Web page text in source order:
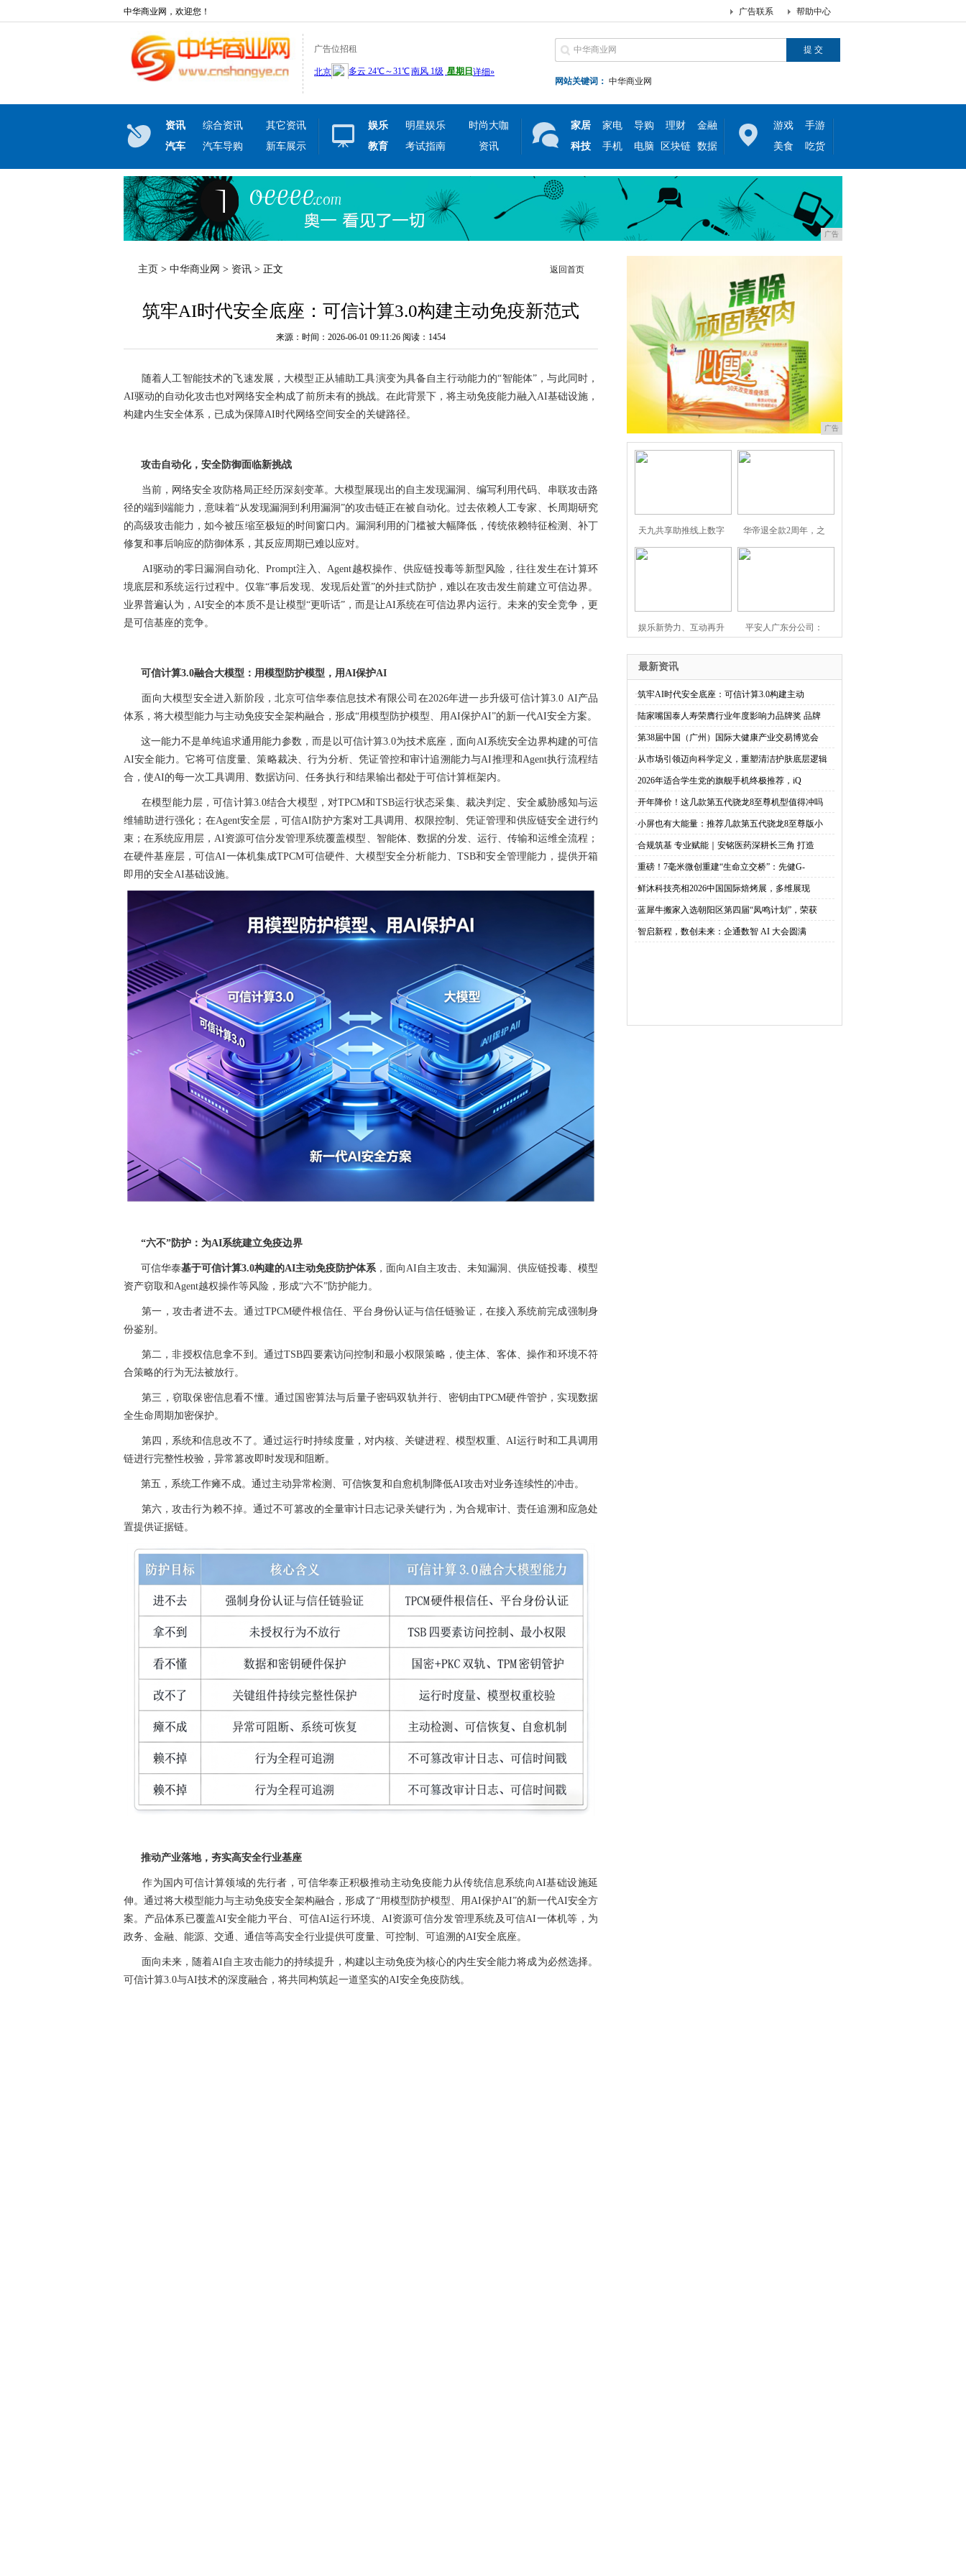
中华商业网，欢迎您！ 帮助中心
广告联系
广告位招租
网站关键词： 中华商业网
资讯 综合资讯
其它资讯
汽车
汽车导购 新车展示
娱乐 明星娱乐
时尚大咖
教育
考试指南 资讯
家居 家电 导购 理财
金融
科技
手机 电脑 区块链 数据
游戏
手游
美食
吃货
广告
主页 > 中华商业网 > 资讯 > 正文 返回首页
筑牢AI时代安全底座：可信计算3.0构建主动免疫新范式
来源：时间：2026-06-01 09:11:26 阅读：1454
随着人工智能技术的飞速发展，大模型正从辅助工具演变为具备自主行动能力的“智能体”，与此同时，
AI驱动的自动化攻击也对网络安全构成了前所未有的挑战。在此背景下，将主动免疫能力融入AI基础设施，
构建内生安全体系，已成为保障AI时代网络空间安全的关键路径。
攻击自动化，安全防御面临新挑战
当前，网络安全攻防格局正经历深刻变革。大模型展现出的自主发现漏洞、编写利用代码、串联攻击路
径的端到端能力，意味着“从发现漏洞到利用漏洞”的攻击链正在被自动化。过去依赖人工专家、长周期研究
的高级攻击能力，如今被压缩至极短的时间窗口内。漏洞利用的门槛被大幅降低，传统依赖特征检测、补丁
修复和事后响应的防御体系，其反应周期已难以应对。
AI驱动的零日漏洞自动化、Prompt注入、Agent越权操作、供应链投毒等新型风险，往往发生在计算环
境底层和系统运行过程中。仅靠“事后发现、发现后处置”的外挂式防护，难以在攻击发生前建立可信边界。
业界普遍认为，AI安全的本质不是让模型“更听话”，而是让AI系统在可信边界内运行。未来的安全竞争，更
是可信基座的竞争。
可信计算3.0融合大模型：用模型防护模型，用AI保护AI
面向大模型安全进入新阶段，北京可信华泰信息技术有限公司在2026年进一步升级可信计算3.0 AI产品
体系，将大模型能力与主动免疫安全架构融合，形成“用模型防护模型、用AI保护AI”的新一代AI安全方案。
这一能力不是单纯追求通用能力参数，而是以可信计算3.0为技术底座，面向AI系统安全边界构建的可信
AI安全能力。它将可信度量、策略裁决、行为分析、凭证管控和审计追溯能力与AI推理和Agent执行流程结
合，使AI的每一次工具调用、数据访问、任务执行和结果输出都处于可信计算框架内。
在模型能力层，可信计算3.0结合大模型，对TPCM和TSB运行状态采集、裁决判定、安全威胁感知与运
维辅助进行强化；在Agent安全层，可信AI防护方案对工具调用、权限控制、凭证管理和供应链安全进行约
束；在系统应用层，AI资源可信分发管理系统覆盖模型、智能体、数据的分发、运行、传输和运维全流程；
在硬件基座层，可信AI一体机集成TPCM可信硬件、大模型安全分析能力、TSB和安全管理能力，提供开箱
即用的安全AI基础设施。
“六不”防护：为AI系统建立免疫边界
可信华泰基于可信计算3.0构建的AI主动免疫防护体系，面向AI自主攻击、未知漏洞、供应链投毒、模型
资产窃取和Agent越权操作等风险，形成“六不”防护能力。
第一，攻击者进不去。通过TPCM硬件根信任、平台身份认证与信任链验证，在接入系统前完成强制身
份鉴别。
第二，非授权信息拿不到。通过TSB四要素访问控制和最小权限策略，使主体、客体、操作和环境不符
合策略的行为无法被放行。
第三，窃取保密信息看不懂。通过国密算法与后量子密码双轨并行、密钥由TPCM硬件管护，实现数据
全生命周期加密保护。
第四，系统和信息改不了。通过运行时持续度量，对内核、关键进程、模型权重、AI运行时和工具调用
链进行完整性校验，异常篡改即时发现和阻断。
第五，系统工作瘫不成。通过主动异常检测、可信恢复和自愈机制降低AI攻击对业务连续性的冲击。
第六，攻击行为赖不掉。通过不可篡改的全量审计日志记录关键行为，为合规审计、责任追溯和应急处
置提供证据链。
推动产业落地，夯实高安全行业基座
作为国内可信计算领域的先行者，可信华泰正积极推动主动免疫能力从传统信息系统向AI基础设施延
伸。通过将大模型能力与主动免疫安全架构融合，形成了“用模型防护模型、用AI保护AI”的新一代AI安全方
案。产品体系已覆盖AI安全能力平台、可信AI运行环境、AI资源可信分发管理系统及可信AI一体机等，为
政务、金融、能源、交通、通信等高安全行业提供可度量、可控制、可追溯的AI安全底座。
面向未来，随着AI自主攻击能力的持续提升，构建以主动免疫为核心的内生安全能力将成为必然选择。
可信计算3.0与AI技术的深度融合，将共同构筑起一道坚实的AI安全免疫防线。
广告
天九共享助推线上数字 华帝退全款2周年，之
娱乐新势力、互动再升 平安人广东分公司：
最新资讯
·筑牢AI时代安全底座：可信计算3.0构建主动
·陆家嘴国泰人寿荣膺行业年度影响力品牌奖 品牌
·第38届中国（广州）国际大健康产业交易博览会
·从市场引领迈向科学定义，重塑清洁护肤底层逻辑
·2026年适合学生党的旗舰手机终极推荐，iQ
·开年降价！这几款第五代骁龙8至尊机型值得冲吗
·小屏也有大能量：推荐几款第五代骁龙8至尊版小
·合规筑基 专业赋能｜安铭医药深耕长三角 打造
·重磅！7毫米微创重建“生命立交桥”：先健G-
·鲜沐科技亮相2026中国国际焙烤展，多维展现
·蓝犀牛搬家入选朝阳区第四届“凤鸣计划”，荣获
·智启新程，数创未来：企通数智 AI 大会圆满